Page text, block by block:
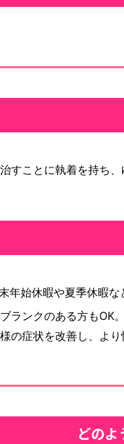
すことに執着を持ち
年始休暇や夏季休暇な
ランクのある方もOK
の症状を改善し、よ
どの